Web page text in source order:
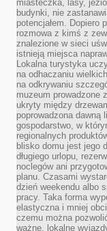
miasteczka, lasy,
budynki, nie
potencjałem. Dopiero
rozmowa z kimś z
znalezione w sieci
istnieją miejsca
Lokalna turystyka
na odhaczaniu
na odkrywaniu
muzeum prowadzone
ukryty między
poprowadzona dawną
gospodarstwo, w
regionalnych
blisko domu jest jego
długiego urlopu,
noclegów ani
planu. Czasami
dzień weekendu albo
pracy. Taka forma
elastyczna i mniej
czemu można
ważne, lokalne